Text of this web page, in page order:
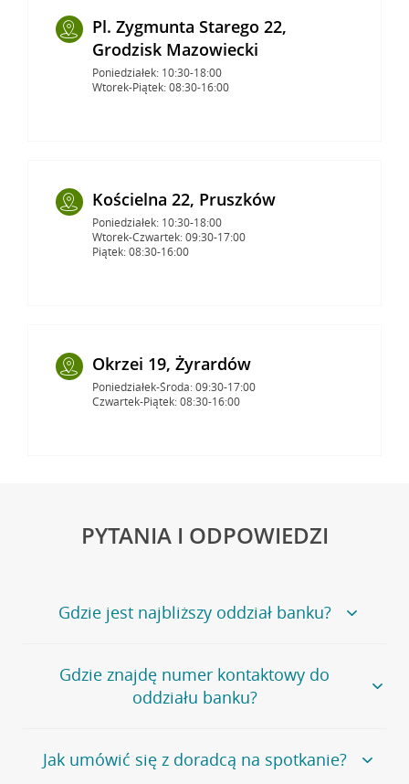
Pl. Zygmunta Starego 22,
Grodzisk Mazowiecki
Poniedziałek: 10:30-18:00
Wtorek-Piątek: 08:30-16:00
Kościelna 22, Pruszków
Poniedziałek: 10:30-18:00
Wtorek-Czwartek: 09:30-17:00
Piątek: 08:30-16:00
Okrzei 19, Żyrardów
Poniedziałek-Środa: 09:30-17:00
Czwartek-Piątek: 08:30-16:00
PYTANIA I ODPOWIEDZI
Gdzie jest najbliższy oddział banku?
Jeśli szukasz oddziału naszego banku, zapraszamy na
stronęPlacówki i bankomaty, na której znajduje się
wygodna wyszukiwarka.
oddziałów
Gdzie znajdę numer kontaktowy do
oddziału banku?
Bank Credit Agricole nie udostępnia ogólnego numeru
telefonu do placówki bankowej.
Jak umówić się z doradcą na spotkanie?